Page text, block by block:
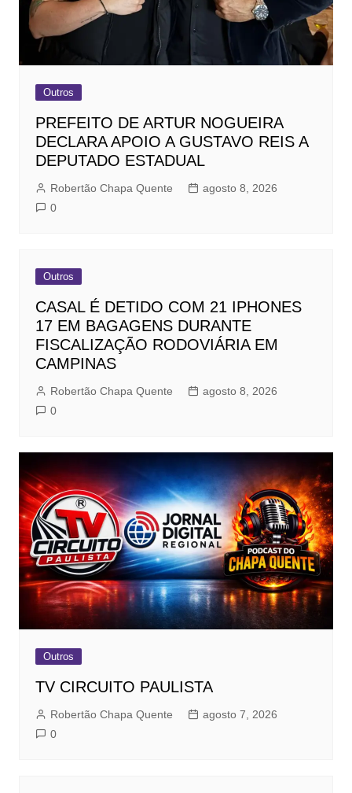
Outros
PREFEITO DE ARTUR NOGUEIRA
DECLARA APOIO A GUSTAVO REIS A
DEPUTADO ESTADUAL
Robertão Chapa Quente
agosto 8, 2026
0
Outros
CASAL É DETIDO COM 21 IPHONES
17 EM BAGAGENS DURANTE
FISCALIZAÇÃO RODOVIÁRIA EM
CAMPINAS
Robertão Chapa Quente
agosto 8, 2026
0
Outros
TV CIRCUITO PAULISTA
Robertão Chapa Quente
agosto 7, 2026
0